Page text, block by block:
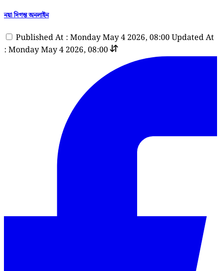
নয়া দিগন্ত অনলাইন
Published At : Monday May 4 2026, 08:00Updated At
: Monday May 4 2026, 08:00